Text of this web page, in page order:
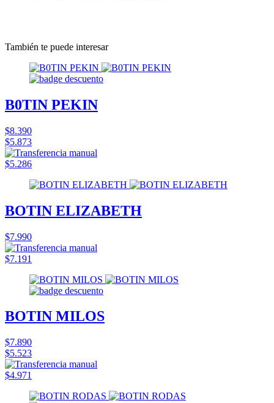
También te puede interesar
B0TIN PEKIN
$8.390
$5.873
$5.286
BOTIN ELIZABETH
$7.990
$7.191
BOTIN MILOS
$7.890
$5.523
$4.971